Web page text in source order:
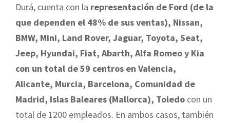
Durá, cuenta con la representación de Ford (de la
que dependen el 48% de sus ventas), Nissan,
BMW, Mini, Land Rover, Jaguar, Toyota, Seat,
Jeep, Hyundai, Fiat, Abarth, Alfa Romeo y Kia
con un total de 59 centros en Valencia,
Alicante, Murcia, Barcelona, Comunidad de
Madrid, Islas Baleares (Mallorca), Toledo con un
total de 1200 empleados. En ambos casos, también